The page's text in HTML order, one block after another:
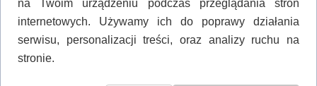
na Twoim urządzeniu podczas przeglądania stron
internetowych. Używamy ich do poprawy działania
serwisu, personalizacji treści, oraz analizy ruchu na
stronie.